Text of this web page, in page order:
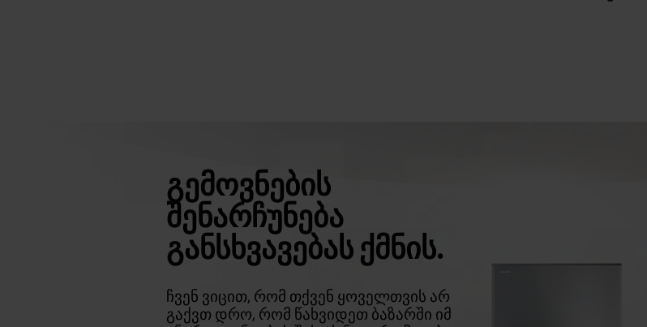
ᲒᲔᲛᲝᲕᲜᲔᲑᲘᲡ
ᲨᲔᲜᲐᲠᲩᲣᲜᲔᲑᲐ
ᲒᲐᲜᲡᲮᲕᲐᲕᲔᲑᲐᲡ ᲥᲛᲜᲘᲡ.
ჩვენ ვიცით, რომ თქვენ ყოველთვის არ
გაქვთ დრო, რომ წახვიდეთ ბაზარში იმ